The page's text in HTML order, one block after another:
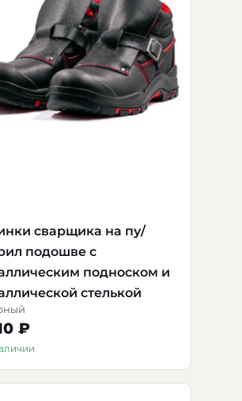
сварщика на пу/
подошве с
подноском и
стелькой
₽